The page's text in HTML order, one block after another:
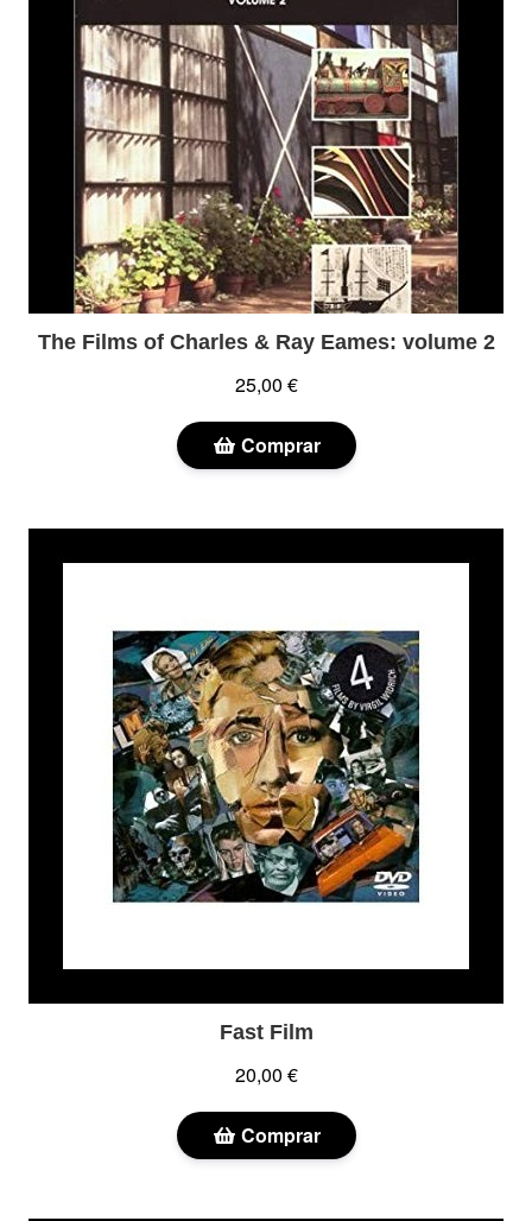
The Films of Charles & Ray Eames: volume 2
25,00 €
Comprar
Fast Film
20,00 €
Comprar